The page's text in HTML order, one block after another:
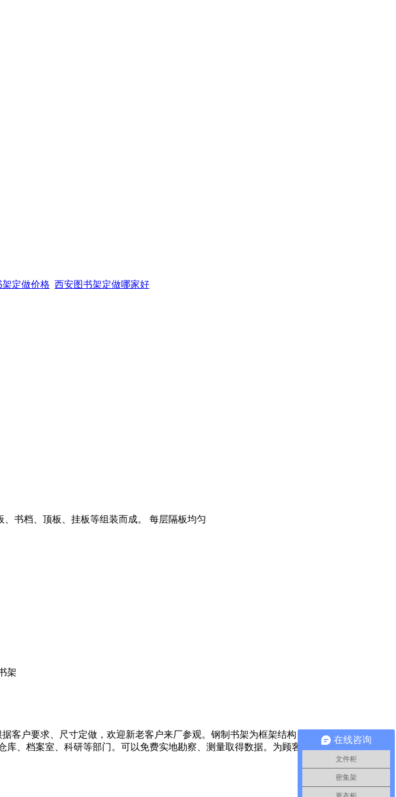
定做价格 西安图书架定做哪家好
书档、顶板、挂板等组装而成。 每层隔板均匀
户要求、尺寸定做，欢迎新老客户来厂参观。钢制书架为框架结构，有隔板、侧板、书
、档案室、科研等部门。可以免费实地勘察、测量取得数据。为顾客提供多种完善的可行
在线咨询
文件柜
密集架